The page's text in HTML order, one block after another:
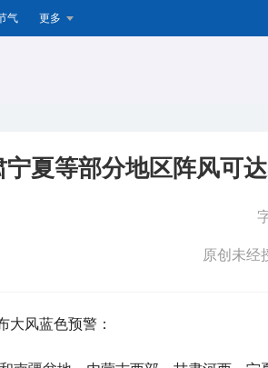
气 更多
夏等部分地区阵风可
原创未经
大风蓝色预警：